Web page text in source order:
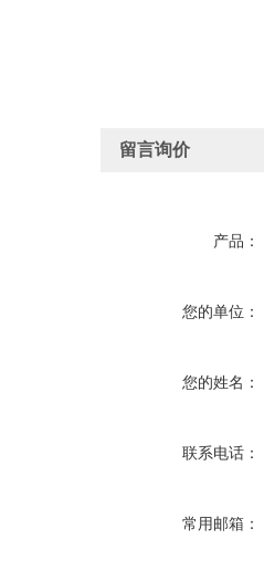
留言询价
产品：
您的单位：
您的姓名：
联系电话：
常用邮箱：